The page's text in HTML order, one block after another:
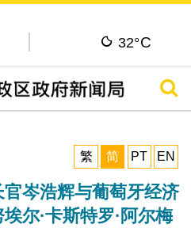
32°C
搜寻
繁
简 PT EN
岑浩辉与葡萄牙经济
尔·卡斯特罗·阿尔梅